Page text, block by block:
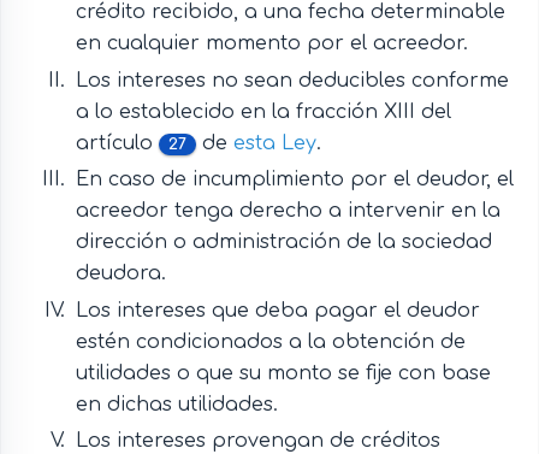
crédito recibido, a una fecha determinable
en cualquier momento por el acreedor.
Los intereses no sean deducibles conforme
a lo establecido en la fracción XIII del
artículo
27 de esta Ley.
En caso de incumplimiento por el deudor, el
acreedor tenga derecho a intervenir en la
dirección o administración de la sociedad
deudora.
Los intereses que deba pagar el deudor
estén condicionados a la obtención de
utilidades o que su monto se fije con base
en dichas utilidades.
Los intereses provengan de créditos